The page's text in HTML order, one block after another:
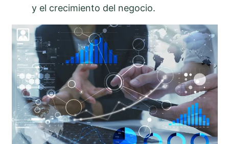
y el crecimiento del negocio.